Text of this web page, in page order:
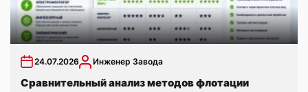
24.07.2026 Инженер Завода
Сравнительный анализ методов флотации